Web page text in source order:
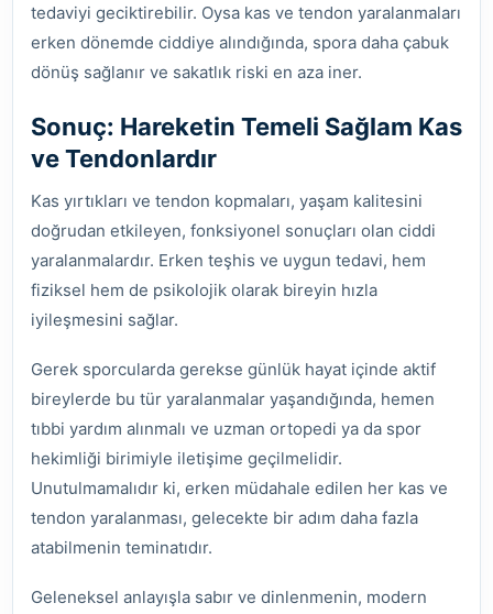
tedaviyi geciktirebilir. Oysa kas ve tendon yaralanmaları
erken dönemde ciddiye alındığında, spora daha çabuk
dönüş sağlanır ve sakatlık riski en aza iner.
Sonuç: Hareketin Temeli Sağlam Kas
ve Tendonlardır
Kas yırtıkları ve tendon kopmaları, yaşam kalitesini
doğrudan etkileyen, fonksiyonel sonuçları olan ciddi
yaralanmalardır. Erken teşhis ve uygun tedavi, hem
fiziksel hem de psikolojik olarak bireyin hızla
iyileşmesini sağlar.
Gerek sporcularda gerekse günlük hayat içinde aktif
bireylerde bu tür yaralanmalar yaşandığında, hemen
tıbbi yardım alınmalı ve uzman ortopedi ya da spor
hekimliği birimiyle iletişime geçilmelidir.
Unutulmamalıdır ki, erken müdahale edilen her kas ve
tendon yaralanması, gelecekte bir adım daha fazla
atabilmenin teminatıdır.
Geleneksel anlayışla sabır ve dinlenmenin, modern